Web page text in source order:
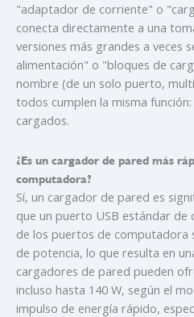
"adaptador de corriente" o
conecta directamente a una
versiones más grandes a veces
alimentación" o "bloques de
nombre (de un solo puerto,
todos cumplen la misma
cargados.
¿Es un cargador de pared más
computadora?
Sí, un cargador de pared es
que un puerto USB estándar de
de los puertos de computadora
de potencia, lo que resulta en
cargadores de pared pueden
incluso hasta 140 W, según el
impulso de energía rápido,